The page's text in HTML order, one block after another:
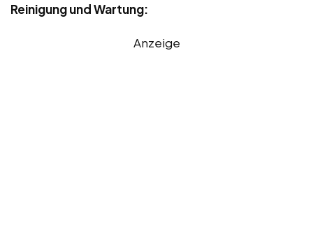
Reinigung und Wartung:
Anzeige